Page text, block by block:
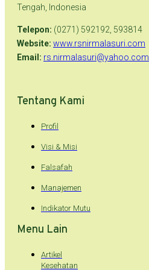
Tengah, Indonesia
Telepon: (0271) 592192, 593814
Website: www.rsnirmalasuri.com
Email: rs.nirmalasuri@yahoo.com
Tentang Kami
Profil
Visi & Misi
Falsafah
Manajemen
Indikator Mutu
Menu Lain
Artikel
Kesehatan